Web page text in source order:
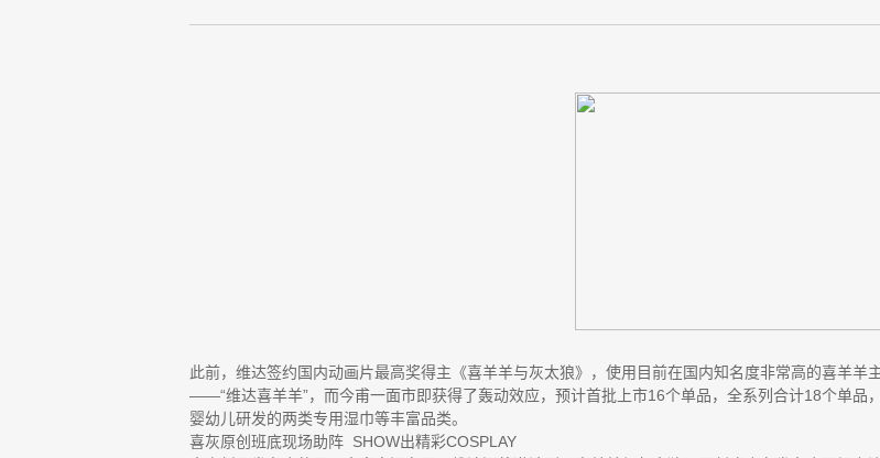
此前，维达签约国内动画片最高奖得主《喜羊羊与灰太狼》，使用目前在国内知名度非常高的喜羊
——“维达喜羊羊”，而今甫一面市即获得了轰动效应，预计首批上市16个单品，全系列合计18个单品
婴幼儿研发的两类专用湿巾等丰富品类。
喜灰原创班底现场助阵 SHOW出精彩COSPLAY